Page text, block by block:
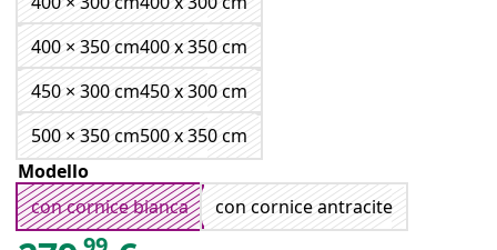
400 × 350 cm400 x 350 cm
450 × 300 cm450 x 300 cm
500 × 350 cm500 x 350 cm
Modello
con cornice bianca
con cornice antracite